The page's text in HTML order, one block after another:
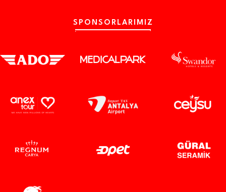
SPONSORLARIMIZ